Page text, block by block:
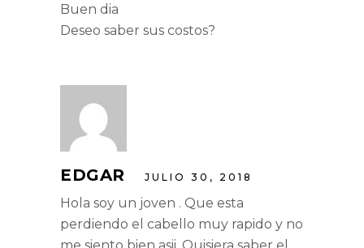
Buen dia
Deseo saber sus costos?
EDGAR JULIO 30, 2018
Hola soy un joven . Que esta
perdiendo el cabello muy rapido y no